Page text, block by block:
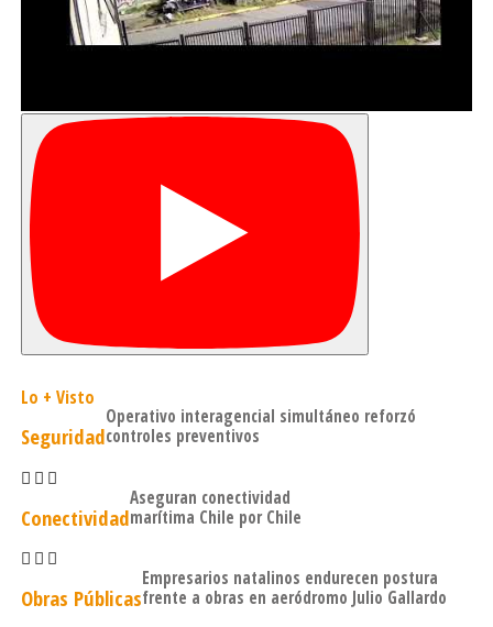
Lo + Visto
Seguridad
Operativo interagencial simultáneo reforzó
controles preventivos
Conectividad
Aseguran conectividad
marítima Chile por Chile
Obras Públicas
Empresarios natalinos endurecen postura
frente a obras en aeródromo Julio Gallardo